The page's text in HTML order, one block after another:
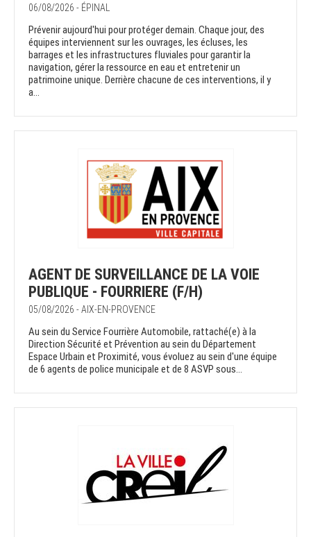
06/08/2026 - ÉPINAL
Prévenir aujourd'hui pour protéger demain. Chaque jour, des
équipes interviennent sur les ouvrages, les écluses, les
barrages et les infrastructures fluviales pour garantir la
navigation, gérer la ressource en eau et entretenir un
patrimoine unique. Derrière chacune de ces interventions, il y
a...
AGENT DE SURVEILLANCE DE LA VOIE
PUBLIQUE - FOURRIERE (F/H)
05/08/2026 - AIX-EN-PROVENCE
Au sein du Service Fourrière Automobile, rattaché(e) à la
Direction Sécurité et Prévention au sein du Département
Espace Urbain et Proximité, vous évoluez au sein d'une équipe
de 6 agents de police municipale et de 8 ASVP sous...